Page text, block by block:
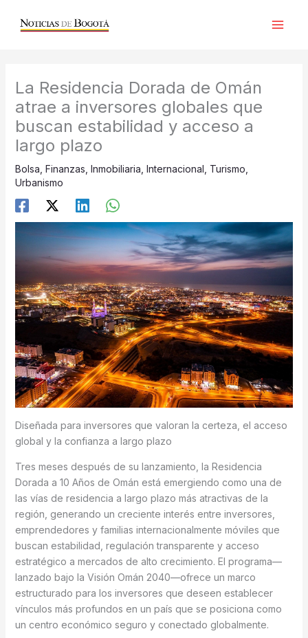
La Residencia Dorada de Omán
atrae a inversores globales que
buscan estabilidad y acceso a
largo plazo
Bolsa Finanzas Inmobiliaria Internacional Turismo
Urbanismo
Diseñada para inversores que valoran la certeza, el acceso
global y la confianza a largo plazo
Tres meses después de su lanzamiento, la Residencia
Dorada a 10 Años de Omán está emergiendo como una de
las vías de residencia a largo plazo más atractivas de la
región, generando un creciente interés entre inversores,
emprendedores y familias internacionalmente móviles que
buscan estabilidad, regulación transparente y acceso
estratégico a mercados de alto crecimiento. El programa—
lanzado bajo la Visión Omán 2040—ofrece un marco
estructurado para los inversores que deseen establecer
vínculos más profundos en un país que se posiciona como
un centro económico seguro y conectado globalmente.